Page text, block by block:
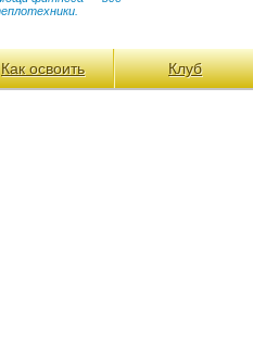
Как освоить Клуб